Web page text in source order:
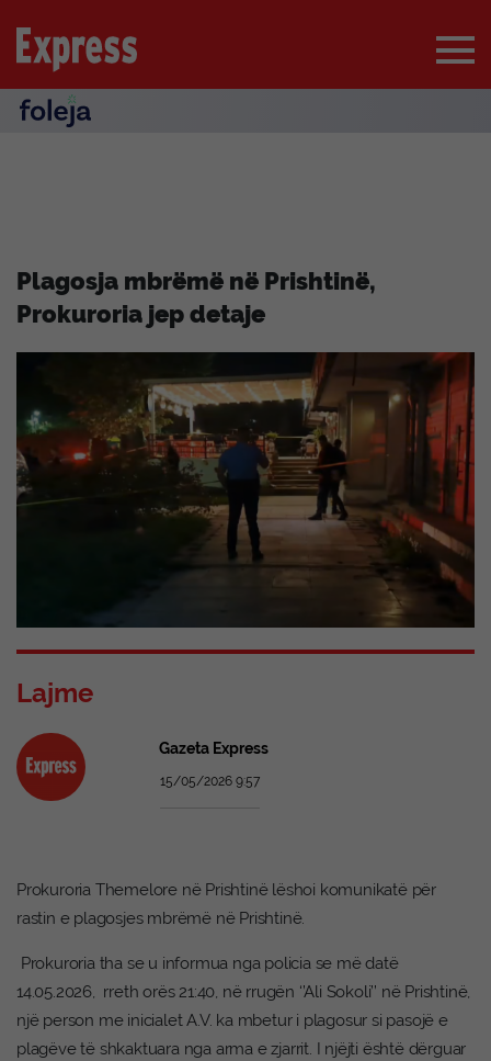
Plagosja mbrëmë në Prishtinë,
Prokuroria jep detaje
Lajme
Gazeta Express
15/05/2026 9:57
Prokuroria Themelore në Prishtinë lëshoi komunikatë për
rastin e plagosjes mbrëmë në Prishtinë.
Prokuroria tha se u informua nga policia se më datë
14.05.2026, rreth orës 21:40, në rrugën ‘’Ali Sokoli’’ në Prishtinë,
një person me inicialet A.V. ka mbetur i plagosur si pasojë e
plagëve të shkaktuara nga arma e zjarrit. I njëjti është dërguar